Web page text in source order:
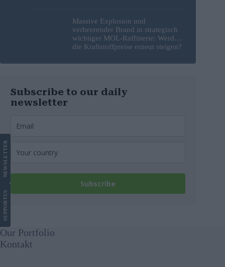
Massive Explosion und
verheerender Brand in strategisch
wichtiger MOL-Raffinerie: Werden
die Kraftstoffpreise erneut steigen?
Subscribe to our daily
newsletter
Subscribe
SUPPORT
US
NEWS
LETTER
Our Portfolio
Kontakt